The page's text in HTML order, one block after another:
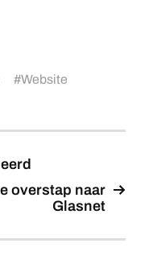
#Website
overstap naar
Glasnet